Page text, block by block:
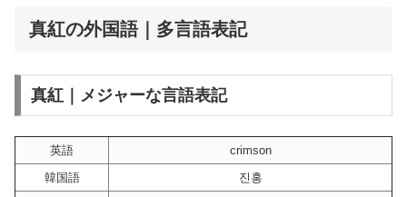
真紅の外国語｜多言語表記
真紅｜メジャーな言語表記
英語
crimson
韓国語
진홍